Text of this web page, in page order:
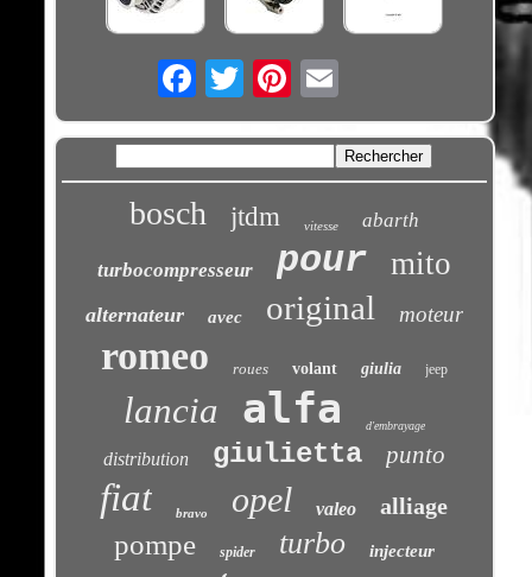
Email
bosch jtdm vitesse abarth
turbocompresseur pour mito
alternateur avec original moteur
romeo roues volant giulia jeep
lancia alfa d'embrayage
distribution giulietta punto
fiat bravo opel valeo alliage
pompe spider turbo injecteur